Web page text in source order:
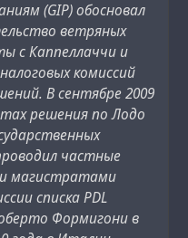
(GIP) обосновал
ветряных
с Каппеллаччи и
комиссий
В сентябре 2009
решения по Лодо
частные
магистратами
списка PDL
Формигони в